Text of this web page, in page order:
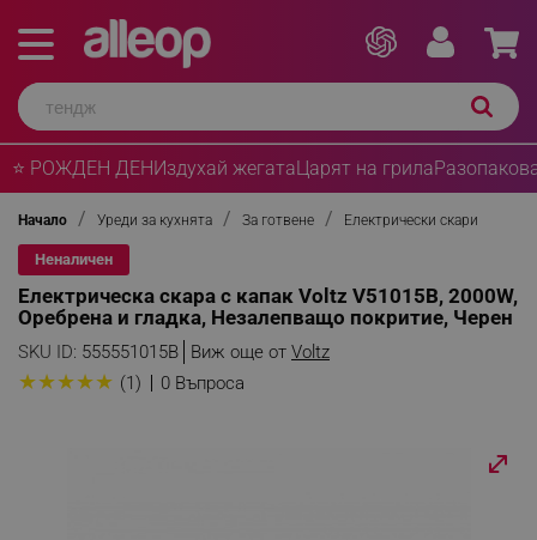
⭐ РОЖДЕН ДЕНИздухай жегатаЦарят на грила
Начало Уреди за кухнята За готвене Електрически скари
Неналичен
Електрическа скара с капак Voltz V51015B, 2000W,
Оребрена и гладка, Незалепващо покритие, Черен
SKU ID: 555551015B Виж още от Voltz
★★★★★ (1) 0 Въпроса